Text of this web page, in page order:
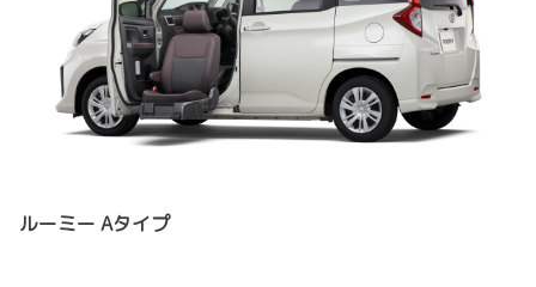
ルーミー Aタイプ